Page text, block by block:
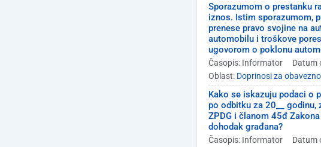
Sporazumom o prestanku
iznos. Istim sporazumom,
prenese pravo svojine na
automobilu i troškove
ugovorom o poklonu
Časopis: Informator Datum
Oblast: Doprinosi za
Kako se iskazuju podaci o
po odbitku za 20__
ZPDG i članom 45đ
dohodak građana?
Časopis: Informator Datum